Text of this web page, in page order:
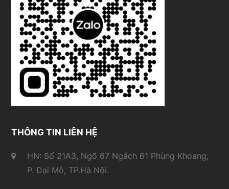
THÔNG TIN LIÊN HỆ
HN: Số 21A3, Ngõ 67 Ngách 61 Phùng Khoang,
P. Đại Mỗ, TP.Hà Nội.